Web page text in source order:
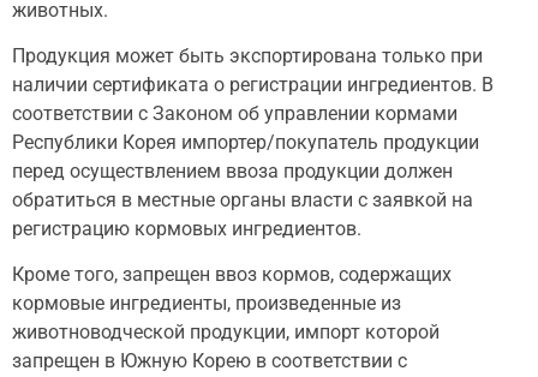
животных.
Продукция может быть экспортирована только при
наличии сертификата о регистрации ингредиентов. В
соответствии с Законом об управлении кормами
Республики Корея импортер/покупатель продукции
перед осуществлением ввоза продукции должен
обратиться в местные органы власти с заявкой на
регистрацию кормовых ингредиентов.
Кроме того, запрещен ввоз кормов, содержащих
кормовые ингредиенты, произведенные из
животноводческой продукции, импорт которой
запрещен в Южную Корею в соответствии с